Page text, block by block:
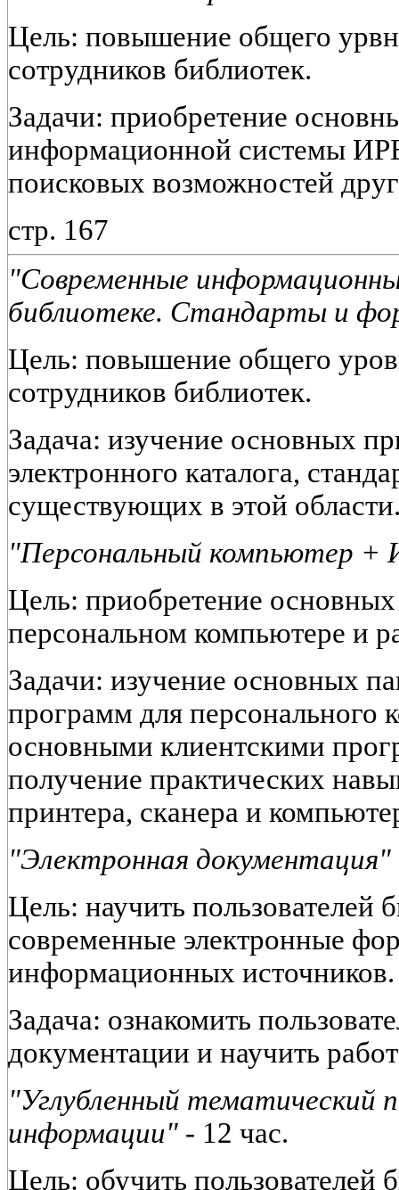
Цель: повышение общего
сотрудников библиотек.
Задачи: приобретение
информационной системы
поисковых возможностей
стр. 167
"Современные
библиотеке. Стандарты и
Цель: повышение общего
сотрудников библиотек.
Задача: изучение основных
электронного каталога,
существующих в этой
"Персональный компьютер +
Цель: приобретение
персональном компьютере и
Задачи: изучение основных
программ для персонального
основными клиентскими
получение практических
принтера, сканера и
"Электронная документация"
Цель: научить пользователей
современные электронные
информационных источников.
Задача: ознакомить
документации и научить
"Углубленный тематический
информации" - 12 час.
Цель: обучить пользователей